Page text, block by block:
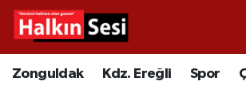
Zonguldak Kdz. Ereğli Spor